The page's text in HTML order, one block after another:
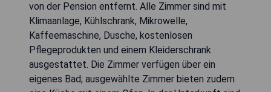
von der Pension entfernt. Alle Zimmer sind mit
Klimaanlage, Kühlschrank, Mikrowelle,
Kaffeemaschine, Dusche, kostenlosen
Pflegeprodukten und einem Kleiderschrank
ausgestattet. Die Zimmer verfügen über ein
eigenes Bad; ausgewählte Zimmer bieten zudem